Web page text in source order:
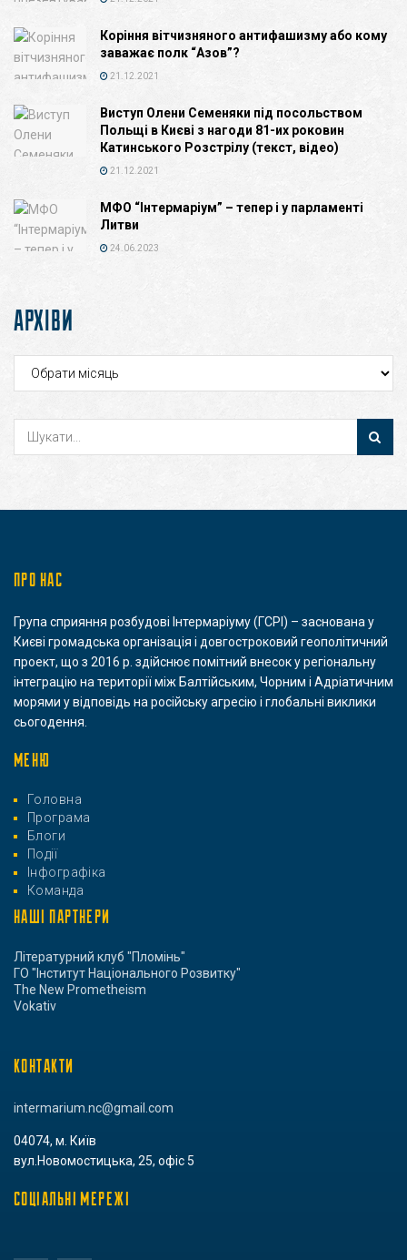
Коріння вітчизняного антифашизму або кому
заважає полк “Азов”?
21.12.2021
Виступ Олени Семеняки під посольством
Польщі в Києві з нагоди 81-их роковин
Катинського Розстрілу (текст, відео)
21.12.2021
МФО “Інтермаріум” – тепер і у парламенті
Литви
24.06.2023
АРХІВИ
Архіви
ПРО НАС
Група сприяння розбудові Інтермаріуму (ГСРІ) – заснована у
Києві громадська організація і довгостроковий геополітичний
проект, що з 2016 р. здійснює помітний внесок у регіональну
інтеграцію на території між Балтійським, Чорним і Адріатичним
морями у відповідь на російську агресію і глобальні виклики
сьогодення.
МЕНЮ
Головна
Програма
Блоги
Події
Інфографіка
Команда
НАШІ ПАРТНЕРИ
Літературний клуб "Пломінь"
ГО "Інститут Національного Розвитку"
The New Prometheism
Vokativ
КОНТАКТИ
intermarium.nc@gmail.com
04074, м. Київ
вул.Новомостицька, 25, офіс 5
СОЦІАЛЬНІ МЕРЕЖІ